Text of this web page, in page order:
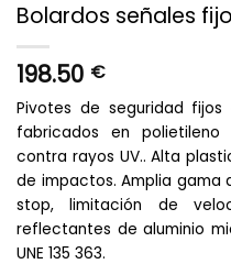
Bolardos señales
198.50 €
Pivotes de seguridad fijos
fabricados en
contra rayos UV.. Alta
de impactos. Amplia gama
stop, limitación de
reflectantes de aluminio
UNE 135 363.